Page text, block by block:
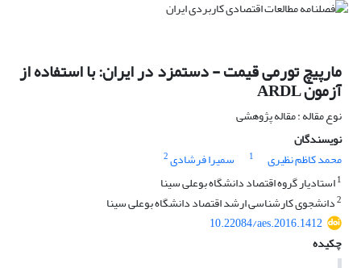
مارپیچ تورمی قیمت - دستمزد در ایران: با استفاده از
آزمون ARDL
نوع مقاله : مقاله پژوهشی
نویسندگان
محمد کاظم نظیری
1 سمیرا فرشادی2
1استادیار گروه اقتصاد دانشگاه بوعلی سینا
2دانشجوی کارشناسی ارشد اقتصاد دانشگاه بوعلی سینا
10.22084/aes.2016.1412
چکیده